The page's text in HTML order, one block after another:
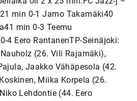
min 0-1 Jarno Takamäki40
min 0-3 Teemu
4 Eero RantanenTP-Seinäjoki:
(26. Vili Rajamäki),
Jaakko Vähäpesola (42.
Miika Korpela (26.
Lehdontie (44. Eero